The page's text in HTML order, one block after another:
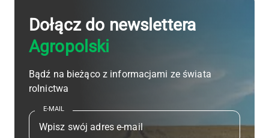
Dołącz do newslettera
Agropolski
Bądź na bieżąco z informacjami ze świata
rolnictwa
E-MAIL